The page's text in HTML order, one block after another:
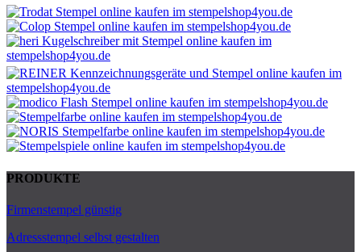
PRODUKTE
Firmenstempel günstig
Adressstempel selbst gestalten